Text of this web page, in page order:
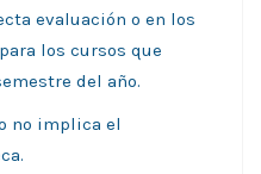
evaluación o en los
los cursos que
del año.
no implica el